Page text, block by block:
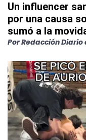
Un influencer
por una causa
sumó a la
PorRedacción Diario